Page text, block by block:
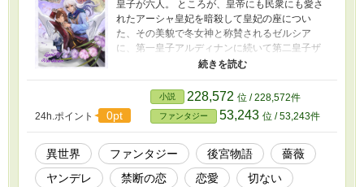
皇子が六人。 ところが、皇帝にも民衆にも愛さ
れたアーシャ皇妃を暗殺して皇妃の座につい
た、その美貌で冬女神と称賛されるゼルシア
に、第一皇子アルディナンに続いて第二皇子ザ
ルマークまでもが暗殺されてしまう。 物語の主
人公である第五皇子ゼルダは皇妃ゼルシアを糾
弾するが、皇帝ハーケンベルクはゼルダの訴え
を退けた。 そればかりか、次の皇太子は第三皇
子クローヴィンスと第四皇子ヴァン・ガーディ
ナに領地を与えて治めさせ、二年後、よく治め
た方に定めると宣言したのだ。 あまつさえ、ゼ
ルシアの皇子であるヴァン・ガーディナに仕え
ることを強いられたゼルダは強く反発するが
24h.ポイント 0pt
小説 228,572 位 / 228,572件
ファンタジー 53,243 位 / 53,243件
異世界 ファンタジー 後宮物語
薔薇
ヤンデレ
禁断の恋 恋愛 切ない